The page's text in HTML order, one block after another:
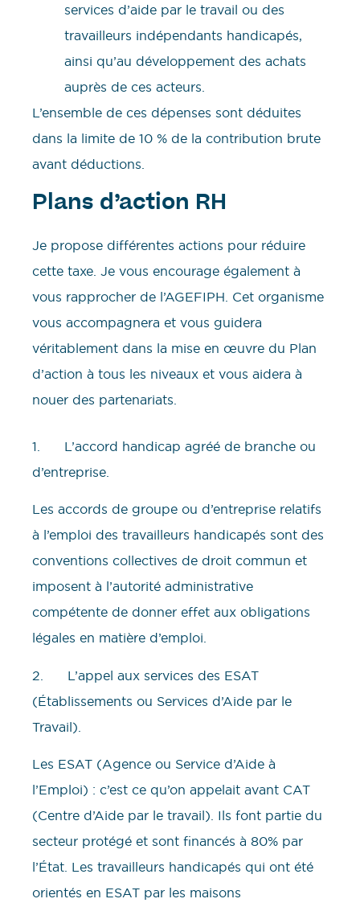
services d’aide par le travail ou des
travailleurs indépendants handicapés,
ainsi qu’au développement des achats
auprès de ces acteurs.
L’ensemble de ces dépenses sont déduites
dans la limite de 10 % de la contribution brute
avant déductions.
Plans d’action RH
Je propose différentes actions pour réduire
cette taxe. Je vous encourage également à
vous rapprocher de l’AGEFIPH. Cet organisme
vous accompagnera et vous guidera
véritablement dans la mise en œuvre du Plan
d’action à tous les niveaux et vous aidera à
nouer des partenariats.
1. L’accord handicap agréé de branche ou
d’entreprise.
Les accords de groupe ou d’entreprise relatifs
à l’emploi des travailleurs handicapés sont des
conventions collectives de droit commun et
imposent à l’autorité administrative
compétente de donner effet aux obligations
légales en matière d’emploi.
2. L’appel aux services des ESAT
(Établissements ou Services d’Aide par le
Travail).
Les ESAT (Agence ou Service d’Aide à
l’Emploi) : c’est ce qu’on appelait avant CAT
(Centre d’Aide par le travail). Ils font partie du
secteur protégé et sont financés à 80% par
l’État. Les travailleurs handicapés qui ont été
orientés en ESAT par les maisons